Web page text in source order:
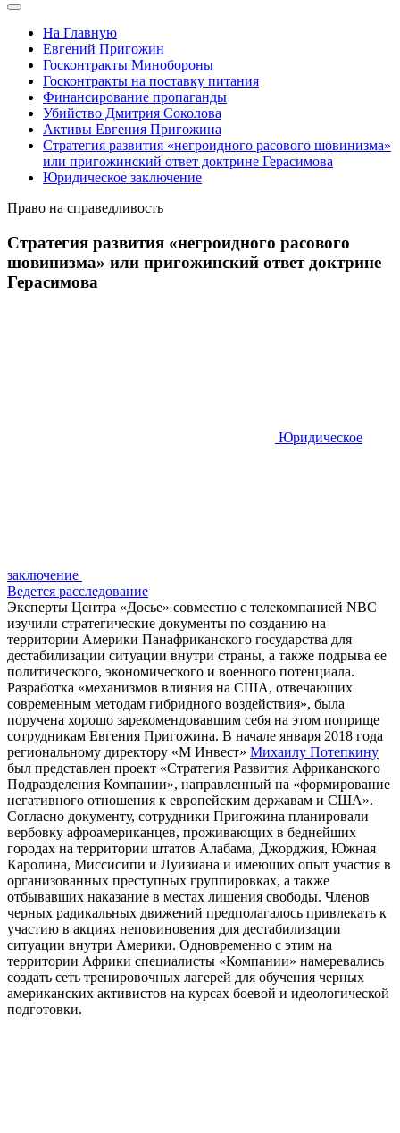
На Главную
Евгений Пригожин
Госконтракты Минобороны
Госконтракты на поставку питания
Финансирование пропаганды
Убийство Дмитрия Соколова
Активы Евгения Пригожина
Стратегия развития «негроидного расового шовинизма»
или пригожинский ответ доктрине Герасимова
Юридическое заключение
Право на справедливость
Стратегия развития «негроидного расового
шовинизма» или пригожинский ответ доктрине
Герасимова
Юридическое
заключение
Ведется расследование
Эксперты Центра «Досье» совместно с телекомпанией NBC
изучили стратегические документы по созданию на
территории Америки Панафриканского государства для
дестабилизации ситуации внутри страны, а также подрыва ее
политического, экономического и военного потенциала.
Разработка «механизмов влияния на США, отвечающих
современным методам гибридного воздействия», была
поручена хорошо зарекомендовавшим себя на этом поприще
сотрудникам Евгения Пригожина. В начале января 2018 года
региональному директору «М Инвест» Михаилу Потепкину
был представлен проект «Стратегия Развития Африканского
Подразделения Компании», направленный на «формирование
негативного отношения к европейским державам и США».
Согласно документу, сотрудники Пригожина планировали
вербовку афроамериканцев, проживающих в беднейших
городах на территории штатов Алабама, Джорджия, Южная
Каролина, Миссисипи и Луизиана и имеющих опыт участия в
организованных преступных группировках, а также
отбывавших наказание в местах лишения свободы. Членов
черных радикальных движений предполагалось привлекать к
участию в акциях неповиновения для дестабилизации
ситуации внутри Америки. Одновременно с этим на
территории Африки специалисты «Компании» намеревались
создать сеть тренировочных лагерей для обучения черных
американских активистов на курсах боевой и идеологической
подготовки.